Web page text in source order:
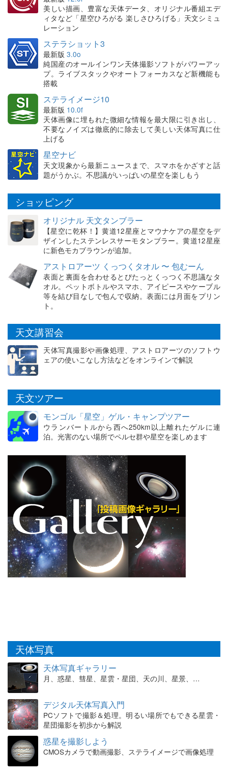
美しい描画、豊富な天体データ、オリジナル番組エデ
ィタなど「星空ひろがる 楽しさひろげる」天文シミュ
レーション
ステラショット3
最新版 3.0o
純国産のオールインワン天体撮影ソフトがパワーアッ
プ。ライブスタックやオートフォーカスなど新機能も
搭載
ステライメージ10
最新版 10.0f
天体画像に埋もれた微細な情報を最大限に引き出し、
不要なノイズは徹底的に除去して美しい天体写真に仕
上げる
星空ナビ
天文現象から最新ニュースまで、スマホをかざすと話
題がうかぶ。不思議がいっぱいの星空を楽しもう
ショッピング
オリジナル 天文タンブラー
【星空に乾杯！】黄道12星座とマウナケアの星空をデ
ザインしたステンレスサーモタンブラー。黄道12星座
に新色モカブラウンが追加。
アストロアーツ くっつくタオル 〜 包むーん
表面と裏面を合わせるとぴたっとくっつく不思議なタ
オル。ペットボトルやスマホ、アイピースやケーブル
等を結び目なしで包んで収納。表面には月面をプリン
ト。
天文講習会
天体写真撮影や画像処理、アストロアーツのソフトウ
ェアの使いこなし方法などをオンラインで解説
天文ツアー
モンゴル「星空」ゲル・キャンプツアー
ウランバートルから西へ250km以上離れたゲルに連
泊。光害のない場所でペルセ群や星空を楽しめます
天体写真
天体写真ギャラリー
月、惑星、彗星、星雲・星団、天の川、星景、…
デジタル天体写真入門
PCソフトで撮影＆処理。明るい場所でもできる星雲・
星団撮影を初歩から解説
惑星を撮影しよう
CMOSカメラで動画撮影、ステライメージで画像処理